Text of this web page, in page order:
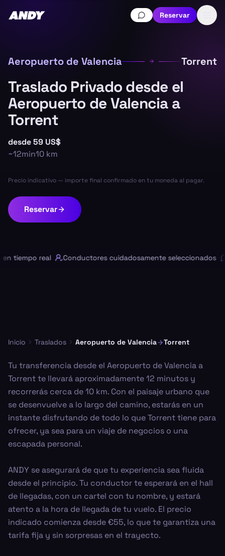
Reservar
Aeropuerto de Valencia Torrent
Traslado Privado desde el
Aeropuerto de Valencia a
Torrent
desde59 US$
~12min10 km
Precio indicativo — importe final confirmado en tu moneda al pagar.
Reservar
tiempo real Conductores cuidadosamente seleccionados
Inicio Traslados Aeropuerto de Valencia Torrent
Tu transferencia desde el Aeropuerto de Valencia a
Torrent te llevará aproximadamente 12 minutos y
recorrerás cerca de 10 km. Con el paisaje urbano que
se desenvuelve a lo largo del camino, estarás en un
instante disfrutando de todo lo que Torrent tiene para
ofrecer, ya sea para un viaje de negocios o una
escapada personal.
ANDY se asegurará de que tu experiencia sea fluida
desde el principio. Tu conductor te esperará en el hall
de llegadas, con un cartel con tu nombre, y estará
atento a la hora de llegada de tu vuelo. El precio
indicado comienza desde €55, lo que te garantiza una
tarifa fija y sin sorpresas en el trayecto.